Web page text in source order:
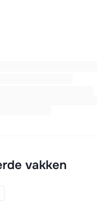
vakken